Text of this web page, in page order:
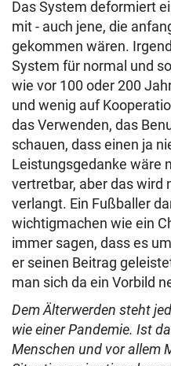
Das System deformiert
mit - auch jene, die
gekommen wären.
System für normal und
wie vor 100 oder 200
und wenig auf
das Verwenden, das
schauen, dass einen ja
Leistungsgedanke wäre
vertretbar, aber das wird
verlangt. Ein Fußballer
wichtigmachen wie ein
immer sagen, dass es
er seinen Beitrag
man sich da ein Vorbild
Dem Älterwerden steht
wie einer Pandemie. Ist
Menschen und vor allem